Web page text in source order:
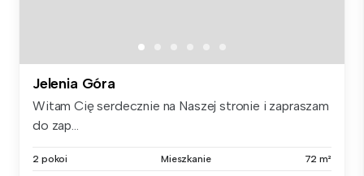
Jelenia Góra
Witam Cię serdecznie na Naszej stronie i zapraszam
do zap...
2 pokoi Mieszkanie 72 m²